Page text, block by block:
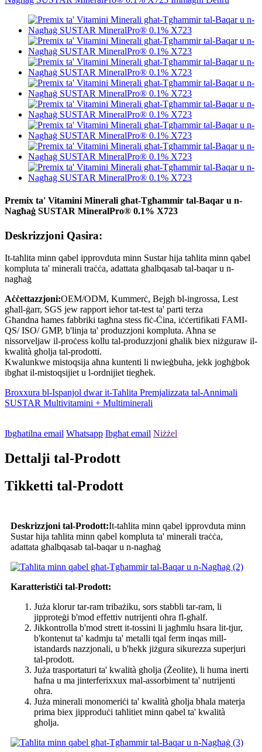
Premix ta' Vitamini Minerali għat-Tgħammir tal-Baqar u n-
Nagħaġ SUSTAR MineralPro® 0.1% X723
Deskrizzjoni Qasira:
It-taħlita minn qabel ipprovduta minn Sustar hija taħlita minn qabel
kompluta ta' minerali traċċa, adattata għalbqasab tal-baqar u n-
nagħaġ
Aċċettazzjoni:OEM/ODM, Kummerċ, Bejgħ bl-ingrossa, Lest
għall-ġarr, SGS jew rapport ieħor tat-test ta' parti terza
Għandna ħames fabbriki tagħna stess fiċ-Ċina, iċċertifikati FAMI-
QS/ ISO/ GMP, b'linja ta' produzzjoni kompluta. Aħna se
nissorveljaw il-proċess kollu tal-produzzjoni għalik biex niżguraw il-
kwalità għolja tal-prodotti.
Kwalunkwe mistoqsija aħna kuntenti li nwieġbuha, jekk jogħġbok
ibgħat il-mistoqsijiet u l-ordnijiet tiegħek.
Broxxura bl-Ispanjol dwar it-Taħlita Premjalizzata tal-Annimali
SUSTAR Multivitamini + Multiminerali
Ibgħatilna email Whatsapp Ibgħat email Niżżel
Dettalji tal-Prodott
Tikketti tal-Prodott
Deskrizzjoni tal-Prodott:It-taħlita minn qabel ipprovduta minn
Sustar hija taħlita minn qabel kompluta ta' minerali traċċa,
adattata għalbqasab tal-baqar u n-nagħaġ
Karatteristiċi tal-Prodott:
Juża klorur tar-ram tribażiku, sors stabbli tar-ram, li
jipproteġi b'mod effettiv nutrijenti oħra fl-għalf.
Jikkontrolla b'mod strett it-tossini li jagħmlu ħsara lit-tjur,
b'kontenut ta' kadmju ta' metalli tqal ferm inqas mill-
istandards nazzjonali, u b'hekk jiżgura sikurezza superjuri
tal-prodott.
Juża trasportaturi ta' kwalità għolja (Żeolite), li huma inerti
ħafna u ma jinterferixxux mal-assorbiment ta' nutrijenti
oħra.
Juża minerali monomeriċi ta' kwalità għolja bħala materja
prima biex jipproduċi taħlitiet minn qabel ta' kwalità
għolja.